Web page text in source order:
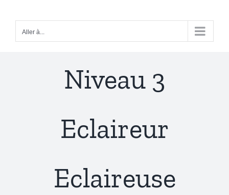
contenuAller à...
Niveau 3
Eclaireur
Eclaireuse